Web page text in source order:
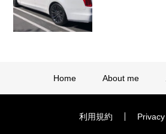
Home About me
利用規約